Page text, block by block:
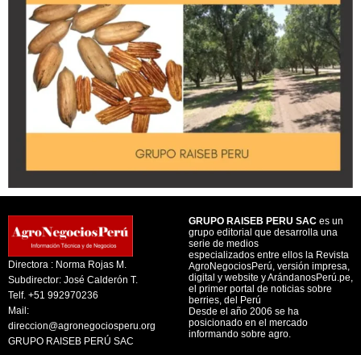
Directora : Norma Rojas M.
Subdirector: José Calderón T.
Telf. +51 992970236
Mail:
direccion@agronegociosperu.org
GRUPO RAISEB PERÚ SAC
GRUPO RAISEB PERU SAC es un
grupo editorial que desarrolla una
serie de medios
especializados entre ellos la Revista
AgroNegociosPerú, versión impresa,
digital y website y ArándanosPerú.pe,
el primer portal de noticias sobre
berries, del Perú
Desde el año 2006 se ha
posicionado en el mercado
informando sobre agro.